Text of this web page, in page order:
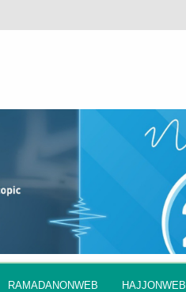
RAMADANONWEB HAJJONWEB